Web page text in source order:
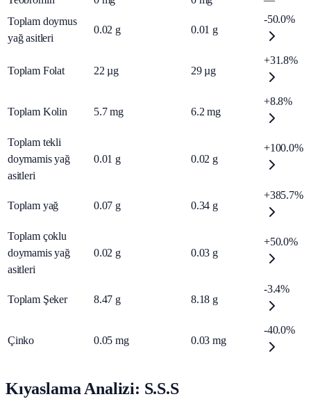
Toplam doymus
yağ asitleri
0.02 g 0.01 g
-50.0%
Toplam Folat 22 µg 29 µg
+31.8%
Toplam Kolin 5.7 mg 6.2 mg
+8.8%
Toplam tekli
doymamis yağ
asitleri
0.01 g 0.02 g
+100.0%
Toplam yağ 0.07 g 0.34 g
+385.7%
Toplam çoklu
doymamis yağ
asitleri
0.02 g 0.03 g
+50.0%
Toplam Şeker 8.47 g 8.18 g
-3.4%
Çinko 0.05 mg 0.03 mg
-40.0%
Kıyaslama Analizi: S.S.S